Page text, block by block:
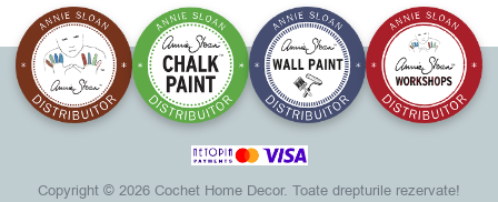
Copyright © 2026 Cochet Home Decor. Toate drepturile rezervate!